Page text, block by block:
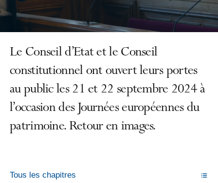
Le Conseil d’Etat et le Conseil
constitutionnel ont ouvert leurs portes
au public les 21 et 22 septembre 2024 à
l’occasion des Journées européennes du
patrimoine. Retour en images.
Tous les chapitres